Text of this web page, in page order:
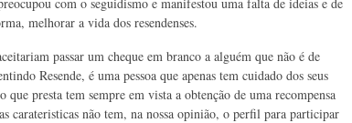
melhorar a vida dos resendenses.
passar um cheque em branco a alguém que não é de
Resende, é uma pessoa que apenas tem cuidado dos seus
que presta tem sempre em vista a obtenção de uma recompensa
carateristicas não tem, na nossa opinião, o perfil para participar